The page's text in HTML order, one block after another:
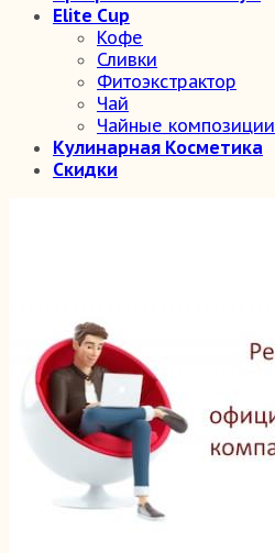
Elite Cup
Кофе
Сливки
Фитоэкстрактор
Чай
Чайные композиции
Кулинарная Косметика
Скидки